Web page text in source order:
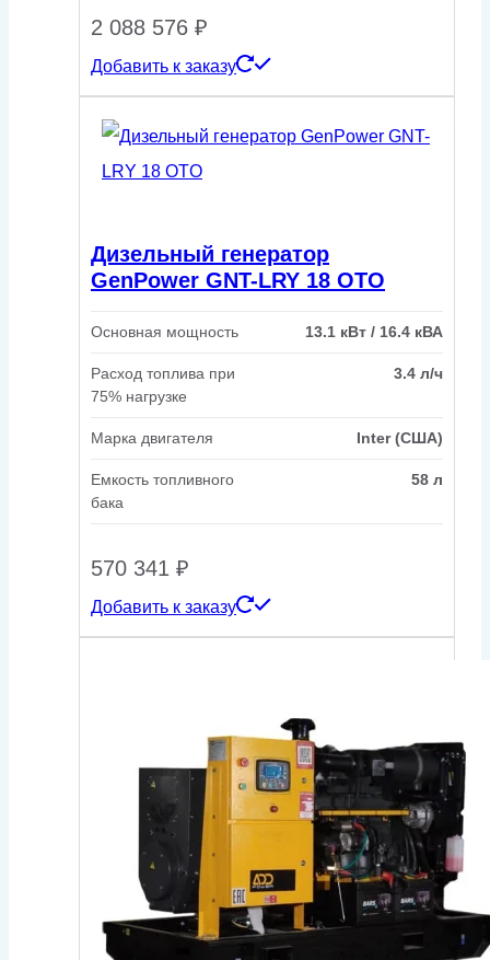
2 088 576 ₽
Добавить к заказу
Дизельный генератор
GenPower GNT-LRY 18 OTO
Основная мощность 13.1 кВт / 16.4 кВА
Расход топлива при
75% нагрузке
3.4 л/ч
Марка двигателя Inter (США)
Емкость топливного
бака
58 л
570 341 ₽
Добавить к заказу